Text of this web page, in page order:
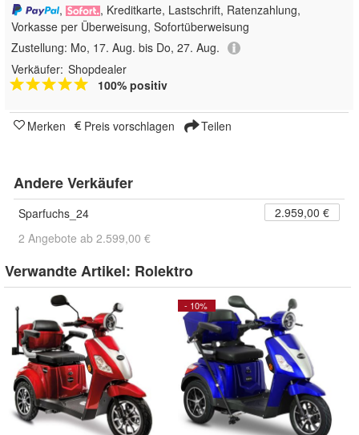
,
, Kreditkarte, Lastschrift, Ratenzahlung,
Vorkasse per Überweisung, Sofortüberweisung
Zustellung: Mo, 17. Aug. bis Do, 27. Aug.
Verkäufer: Shopdealer
100% positiv
Merken Preis vorschlagen Teilen
Andere Verkäufer
Sparfuchs_24
2.959,00 €
2 Angebote ab 2.599,00 €
Verwandte Artikel: Rolektro
- 10%